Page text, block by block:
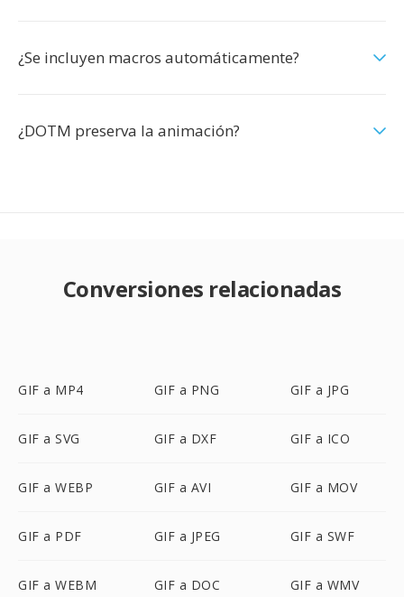
¿Se incluyen macros automáticamente?
¿DOTM preserva la animación?
Conversiones relacionadas
GIF a MP4 GIF a PNG GIF a JPG
GIF a SVG GIF a DXF GIF a ICO
GIF a WEBP GIF a AVI GIF a MOV
GIF a PDF GIF a JPEG GIF a SWF
GIF a WEBM GIF a DOC GIF a WMV